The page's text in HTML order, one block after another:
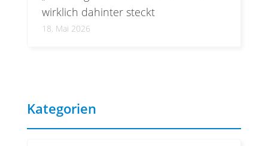
wirklich dahinter steckt
18. Mai 2026
Kategorien